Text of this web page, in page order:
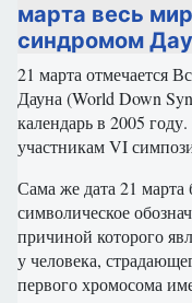
марта весь
синдромом
21 марта отмечается
Дауна (World Down
календарь в 2005
участникам VI
Сама же дата 21
символическое
причиной которого
у человека,
первого хромосома